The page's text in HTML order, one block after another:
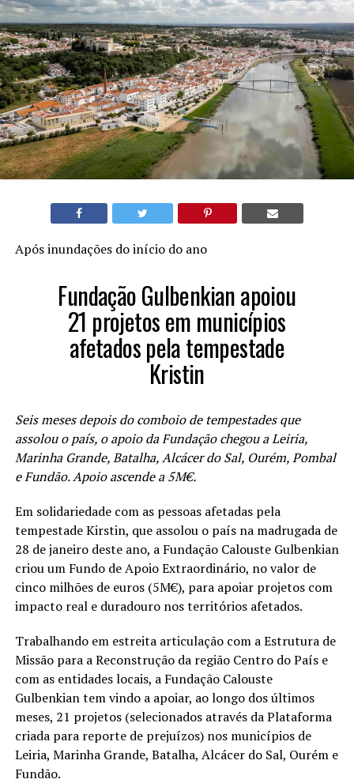
Após inundações do início do ano
Fundação Gulbenkian apoiou
21 projetos em municípios
afetados pela tempestade
Kristin
Seis meses depois do comboio de tempestades que
assolou o país, o apoio da Fundação chegou a Leiria,
Marinha Grande, Batalha, Alcácer do Sal, Ourém, Pombal
e Fundão. Apoio ascende a 5M€.
Em solidariedade com as pessoas afetadas pela
tempestade Kirstin, que assolou o país na madrugada de
28 de janeiro deste ano, a Fundação Calouste Gulbenkian
criou um Fundo de Apoio Extraordinário, no valor de
cinco milhões de euros (5M€), para apoiar projetos com
impacto real e duradouro nos territórios afetados.
Trabalhando em estreita articulação com a Estrutura de
Missão para a Reconstrução da região Centro do País e
com as entidades locais, a Fundação Calouste
Gulbenkian tem vindo a apoiar, ao longo dos últimos
meses, 21 projetos (selecionados através da Plataforma
criada para reporte de prejuízos) nos municípios de
Leiria, Marinha Grande, Batalha, Alcácer do Sal, Ourém e
Fundão.